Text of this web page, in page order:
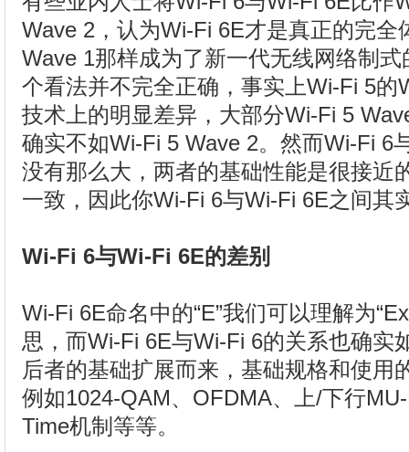
Wave 2，认为Wi-Fi 6E才是真正的完全
Wave 1那样成为了新一代无线网络制式
个看法并不完全正确，事实上Wi-Fi 5的
技术上的明显差异，大部分Wi-Fi 5
确实不如Wi-Fi 5 Wave 2。然而Wi-Fi 6
没有那么大，两者的基础性能是很接近
一致，因此你Wi-Fi 6与Wi-Fi 6E之间其
Wi-Fi 6与Wi-Fi 6E的差别
Wi-Fi 6E命名中的“E”我们可以理解为
思，而Wi-Fi 6E与Wi-Fi 6的关系也确实
后者的基础扩展而来，基础规格和使用
例如1024-QAM、OFDMA、上/下行
Time机制等等。